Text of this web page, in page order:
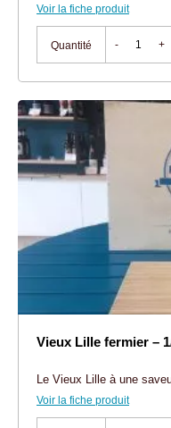
Voir la fiche produit
Quantité - +
Vieux Lille fermier –
Le Vieux Lille à une
Voir la fiche produit